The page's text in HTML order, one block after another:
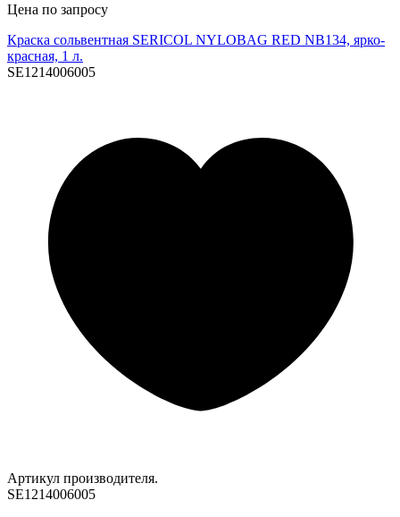
Цена по запросу
Краска сольвентная SERICOL NYLOBAG RED NB134, ярко-
красная, 1 л.
SE1214006005
Артикул производителя.
SE1214006005